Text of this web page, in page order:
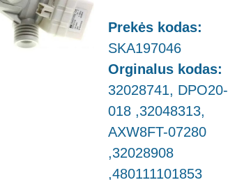
Prekės kodas:
SKA197046
Orginalus kodas:
32028741, DPO20-
018 ,32048313,
AXW8FT-07280
,32028908
,480111101853